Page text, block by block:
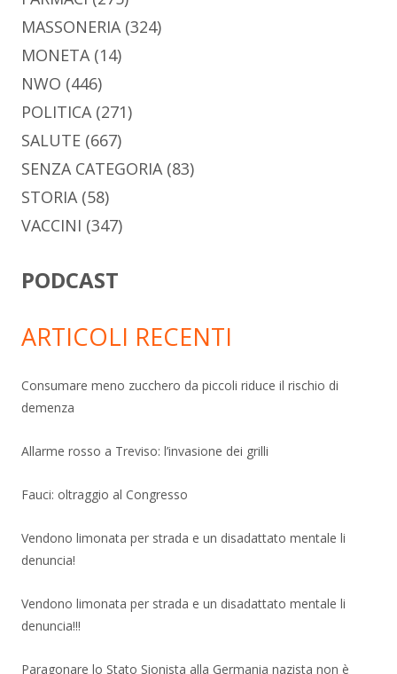
MASSONERIA(324)
MONETA(14)
NWO (446)
POLITICA(271)
SALUTE (667)
SENZA CATEGORIA(83)
STORIA(58)
VACCINI (347)
PODCAST
ARTICOLI RECENTI
Consumare meno zucchero da piccoli riduce il rischio di
demenza
Allarme rosso a Treviso: l’invasione dei grilli
Fauci: oltraggio al Congresso
Vendono limonata per strada e un disadattato mentale li
denuncia!
Vendono limonata per strada e un disadattato mentale li
denuncia!!!
Paragonare lo Stato Sionista alla Germania nazista non è